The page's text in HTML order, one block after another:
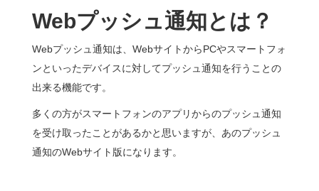
Webプッシュ通知とは？
Webプッシュ通知は、WebサイトからPCやスマートフォ
ンといったデバイスに対してプッシュ通知を行うことの
出来る機能です。
多くの方がスマートフォンのアプリからのプッシュ通知
を受け取ったことがあるかと思いますが、あのプッシュ
通知のWebサイト版になります。